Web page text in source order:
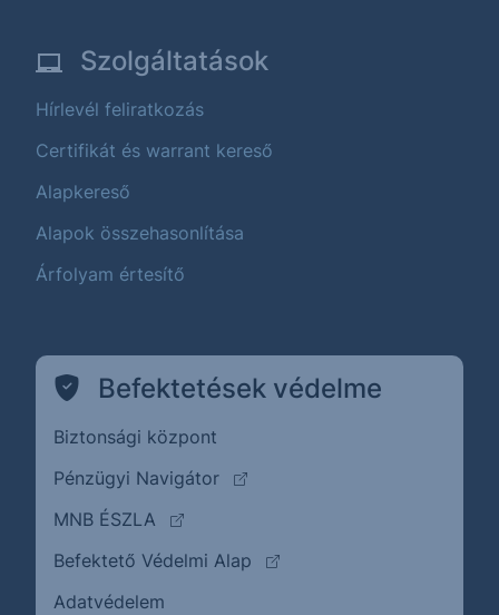
Szolgáltatások
Hírlevél feliratkozás
Certifikát és warrant kereső
Alapkereső
Alapok összehasonlítása
Árfolyam értesítő
Befektetések védelme
Biztonsági központ
Pénzügyi Navigátor
(külső oldalra ugrik)
MNB ÉSZLA
(külső oldalra ugrik)
Befektető Védelmi Alap
(külső oldalra ugrik)
Adatvédelem